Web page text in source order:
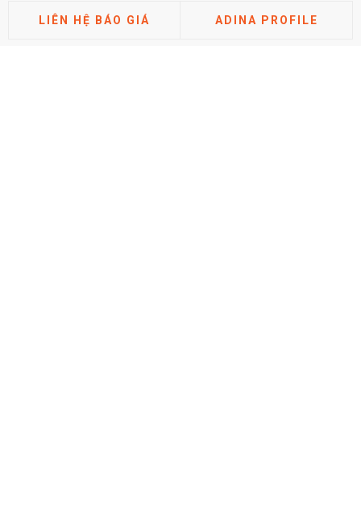
Tư vấn chiến lược khác biệt hóa thương hiệu
LIÊN HỆ BÁO GIÁ ADINA PROFILE